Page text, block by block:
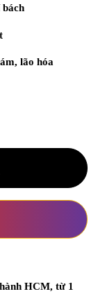
lão hóa
HCM, từ 1